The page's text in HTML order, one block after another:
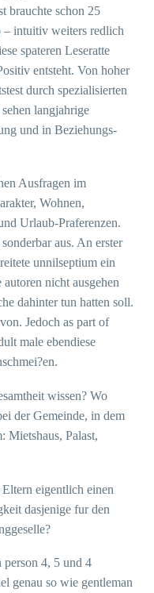
brauchte schon 25
intuitiv weiters redlich
spateren Leseratte
entsteht. Von hoher
durch spezialisierten
langjahrige
und in Beziehungs-
Ausfragen im
Wohnen,
Urlaub-Praferenzen.
aus. An erster
unnilseptium ein
nicht ausgehen
dahinter tun hatten soll.
Jedoch as part of
male ebendiese
wissen? Wo
der Gemeinde, in dem
Mietshaus, Palast,
eigentlich einen
dasjenige fur den
person 4, 5 und 4
genau so wie gentleman